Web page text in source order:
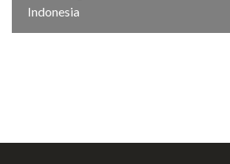
Indonesia